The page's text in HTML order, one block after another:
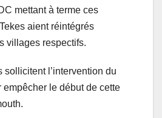
mettant à terme ces
aient réintégrés
villages respectifs.
sollicitent l’intervention du
empêcher le début de cette